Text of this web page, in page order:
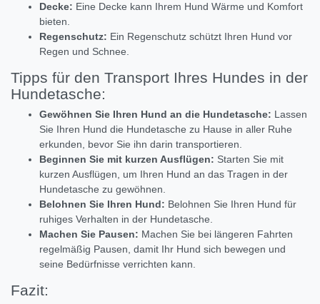
Decke: Eine Decke kann Ihrem Hund Wärme und Komfort
bieten.
Regenschutz: Ein Regenschutz schützt Ihren Hund vor
Regen und Schnee.
Tipps für den Transport Ihres Hundes in der
Hundetasche:
Gewöhnen Sie Ihren Hund an die Hundetasche: Lassen
Sie Ihren Hund die Hundetasche zu Hause in aller Ruhe
erkunden, bevor Sie ihn darin transportieren.
Beginnen Sie mit kurzen Ausflügen: Starten Sie mit
kurzen Ausflügen, um Ihren Hund an das Tragen in der
Hundetasche zu gewöhnen.
Belohnen Sie Ihren Hund: Belohnen Sie Ihren Hund für
ruhiges Verhalten in der Hundetasche.
Machen Sie Pausen: Machen Sie bei längeren Fahrten
regelmäßig Pausen, damit Ihr Hund sich bewegen und
seine Bedürfnisse verrichten kann.
Fazit: